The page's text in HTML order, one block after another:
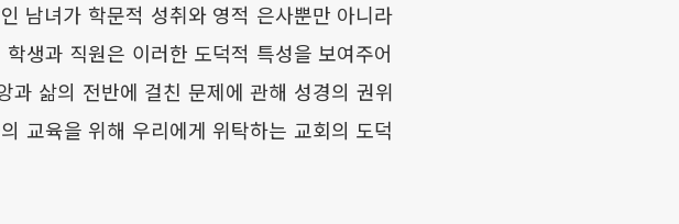
녀가 학문적 성취와 영적 은사뿐만 아니라
생과 직원은 이러한 도덕적 특성을 보여주어
과 삶의 전반에 걸친 문제에 관해 성경의 권위
교육을 위해 우리에게 위탁하는 교회의 도덕